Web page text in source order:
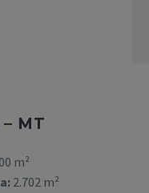
– MT
m²
2.702 m²